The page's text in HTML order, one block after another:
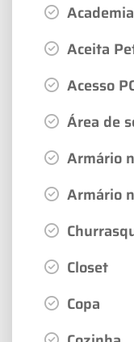
Academia
Aceita
Acesso
Área de
Armário
Armário
Closet
Copa